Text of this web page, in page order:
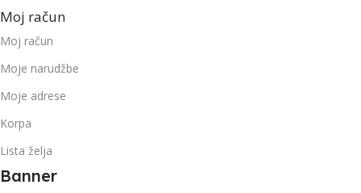
Moj račun
Moj račun
Moje narudžbe
Moje adrese
Korpa
Lista želja
Banner